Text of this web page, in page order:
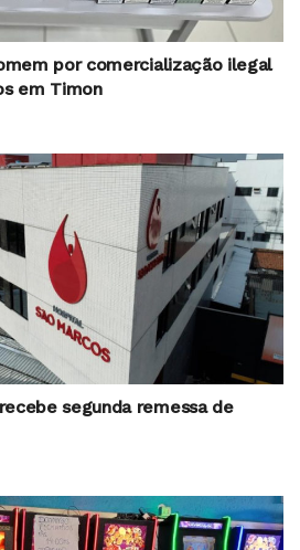
por comercialização ilegal
em Timon
segunda remessa de